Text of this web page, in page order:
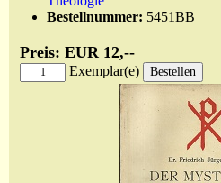
Geschäftschronik
Bestellnummer: 5451BB
Preis: EUR 12,--
Exemplar(e)